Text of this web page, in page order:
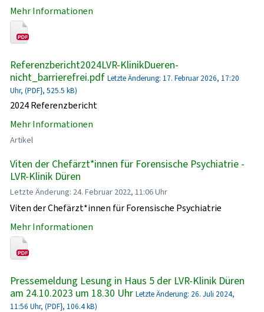
Mehr Informationen
Referenzbericht2024LVR-KlinikDueren-
nicht_barrierefrei.pdf Letzte Änderung: 17. Februar 2026, 17:20
Uhr, (PDF}, 525.5 kB)
2024 Referenzbericht
Mehr Informationen
Artikel
Viten der Chefärzt*innen für Forensische Psychiatrie -
LVR-Klinik Düren
Letzte Änderung: 24. Februar 2022, 11:06 Uhr
Viten der Chefärzt*innen für Forensische Psychiatrie
Mehr Informationen
Pressemeldung Lesung in Haus 5 der LVR-Klinik Düren
am 24.10.2023 um 18.30 Uhr Letzte Änderung: 26. Juli 2024,
11:56 Uhr, (PDF}, 106.4 kB)